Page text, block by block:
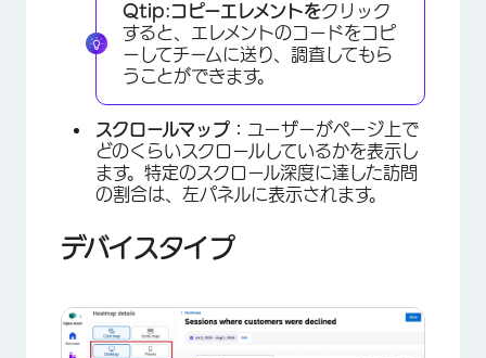
Qtip:コピーエレメントをクリック
すると、エレメントのコードをコピ
ーしてチームに送り、調査してもら
うことができます。
スクロールマップ： ユーザーがページ上で
どのくらいスクロールしているかを表示し
ます。特定のスクロール深度に達した訪問
の割合は、左パネルに表示されます。
デバイスタイプ